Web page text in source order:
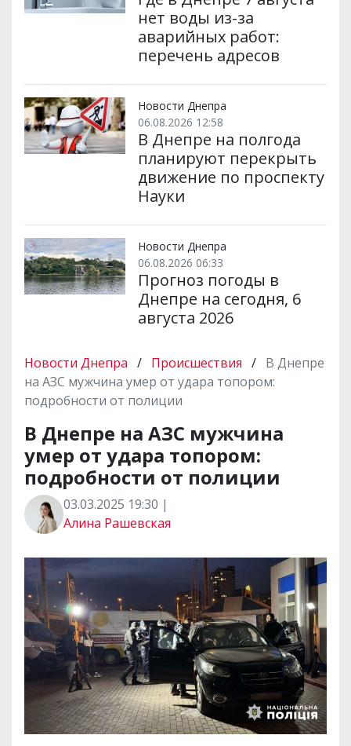
нет воды из-за
аварийных работ:
перечень адресов
Новости Днепра
06.08.2026 12:58
В Днепре на полгода
планируют перекрыть
движение по проспекту
Науки
Новости Днепра
06.08.2026 06:33
Прогноз погоды в
Днепре на сегодня, 6
августа 2026
Новости Днепра / Происшествия / В Днепре
на АЗС мужчина умер от удара топором:
подробности от полиции
В Днепре на АЗС мужчина
умер от удара топором:
подробности от полиции
03.03.2025 19:30 |
Алина Рашевская